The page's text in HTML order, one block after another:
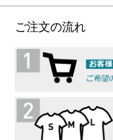
ご注文の流れ